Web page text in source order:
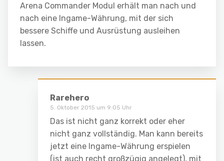
Arena Commander Modul erhält man nach und
nach eine Ingame-Währung, mit der sich
bessere Schiffe und Ausrüstung ausleihen
lassen.
Rarehero
5. Oktober 2015 um 9:05 Uhr
Das ist nicht ganz korrekt oder eher
nicht ganz vollständig. Man kann bereits
jetzt eine Ingame-Währung erspielen
(ist auch recht großzügig angelegt), mit